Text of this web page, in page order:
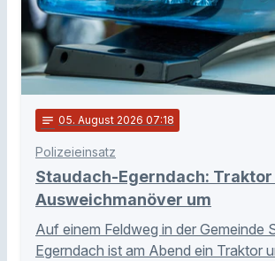
notes 05. August 2026 07:18
Polizeieinsatz
Staudach-Egerndach: Traktor
Ausweichmanöver um
Auf einem Feldweg in der Gemeinde
Egerndach ist am Abend ein Traktor